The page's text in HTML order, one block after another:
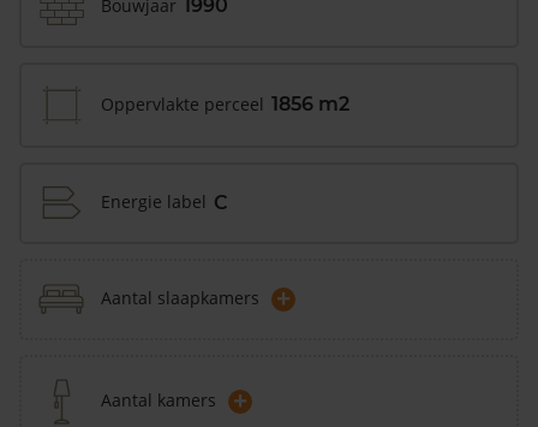
Bouwjaar 1990
Oppervlakte perceel 1856 m2
Energie label C
Aantal slaapkamers +
Aantal kamers +